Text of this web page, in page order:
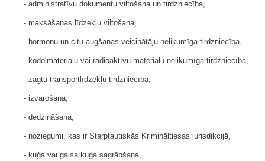
- administratīvu dokumentu viltošana un tirdzniecība,
- maksāšanas līdzekļu viltošana,
- hormonu un citu augšanas veicinātāju nelikumīga tirdzniecība,
- kodolmateriālu vai radioaktīvu materiālu nelikumīga tirdzniecība,
- zagtu transportlīdzekļu tirdzniecība,
- izvarošana,
- dedzināšana,
- noziegumi, kas ir Starptautiskās Krimināltiesas jurisdikcijā,
- kuģa vai gaisa kuģa sagrābšana,